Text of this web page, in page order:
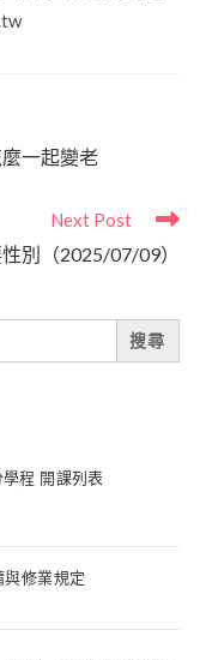
一起變老
Next Post
別（2025/07/09）
程 開課列表
修業規定